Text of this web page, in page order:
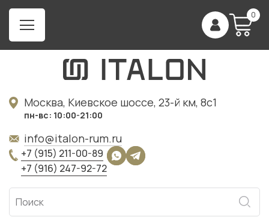
0
Москва, Киевское шоссе, 23-й км, 8с1
пн-вс: 10:00-21:00
info@italon-rum.ru
+7 (915) 211-00-89
+7 (916) 247-92-72